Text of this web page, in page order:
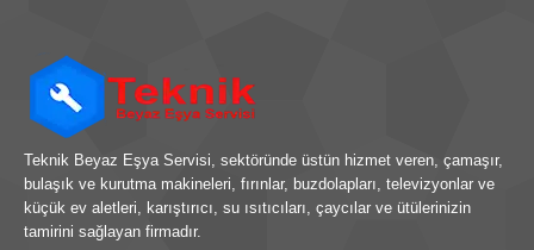
Teknik Beyaz Eşya Servisi, sektöründe üstün hizmet veren, çamaşır,
bulaşık ve kurutma makineleri, fırınlar, buzdolapları, televizyonlar ve
küçük ev aletleri, karıştırıcı, su ısıtıcıları, çaycılar ve ütülerinizin
tamirini sağlayan firmadır.